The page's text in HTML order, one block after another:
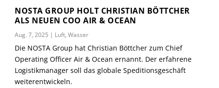
NOSTA GROUP HOLT CHRISTIAN BÖTTCHER
ALS NEUEN COO AIR & OCEAN
Aug. 7, 2025 | Luft,Wasser
Die NOSTA Group hat Christian Böttcher zum Chief
Operating Officer Air & Ocean ernannt. Der erfahrene
Logistikmanager soll das globale Speditionsgeschäft
weiterentwickeln.